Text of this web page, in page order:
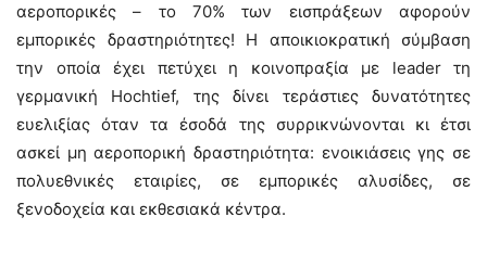
αεροπορικές – το 70% των εισπράξεων αφορούν
εμπορικές δραστηριότητες! Η αποικιοκρατική σύμβαση
την οποία έχει πετύχει η κοινοπραξία με leader τη
γερμανική Hochtief, της δίνει τεράστιες δυνατότητες
ευελιξίας όταν τα έσοδά της συρρικνώνονται κι έτσι
ασκεί μη αεροπορική δραστηριότητα: ενοικιάσεις γης σε
πολυεθνικές εταιρίες, σε εμπορικές αλυσίδες, σε
ξενοδοχεία και εκθεσιακά κέντρα.